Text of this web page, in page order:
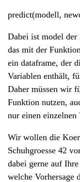
predict(modell,
Dabei ist model der
das mit der
ein dataframe, der
Variablen enthält,
Daher müssen wir
Funktion nutzen,
nur einen einzelnen
Wir wollen die
Schuhgroesse 42
dabei gerne auf Ihre
welche Vorhersage